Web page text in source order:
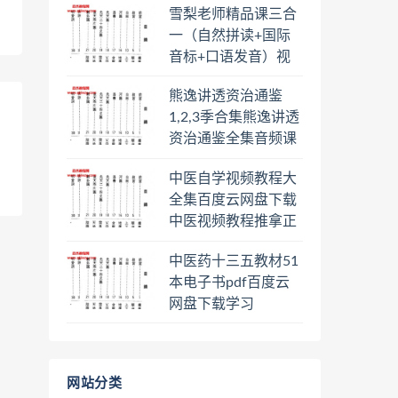
盘下载学习
雪梨老师精品课三合
一（自然拼读+国际
音标+口语发音）视
载学习
熊逸讲透资治通鉴
1,2,3季合集熊逸讲透
资治通鉴全集音频课
一二三辑合集百度云
网盘下载学习
中医自学视频教程大
全集百度云网盘下载
中医视频教程推拿正
经络脉诊面诊舌诊手
诊私密终身会员百度
网盘共享群
中医药十三五教材51
本电子书pdf百度云
网盘下载学习
网站分类